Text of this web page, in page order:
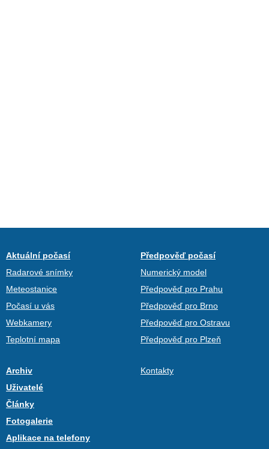
Aktuální počasí
Radarové snímky
Meteostanice
Počasí u vás
Webkamery
Teplotní mapa
Předpověď počasí
Numerický model
Předpověď pro Prahu
Předpověď pro Brno
Předpověď pro Ostravu
Předpověď pro Plzeň
Archiv
Uživatelé
Články
Fotogalerie
Aplikace na telefony
Kontakty